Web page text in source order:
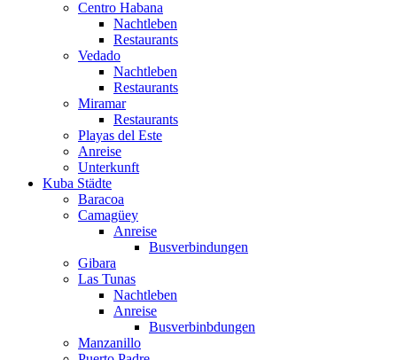
Centro Habana
Nachtleben
Restaurants
Vedado
Nachtleben
Restaurants
Miramar
Restaurants
Playas del Este
Anreise
Unterkunft
Kuba Städte
Baracoa
Camagüey
Anreise
Busverbindungen
Gibara
Las Tunas
Nachtleben
Anreise
Busverbinbdungen
Manzanillo